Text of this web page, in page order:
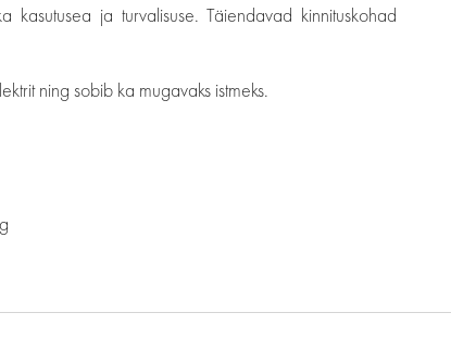
ja turvalisuse. Täiendavad kinnituskohad
ning sobib ka mugavaks istmeks.